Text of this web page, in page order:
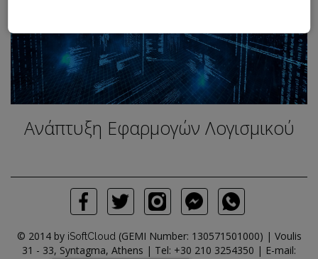
Ανάπτυξη Εφαρμογών Λογισμικού
© 2014 by iSoftCloud(GEMI Number: 130571501000) | Voulis
31 - 33, Syntagma, Athens | Tel: +30 210 3254350 | E-mail: